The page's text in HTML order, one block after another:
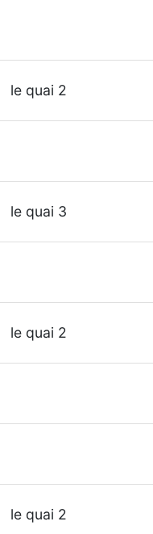
le quai 2
le quai 3
le quai 2
le quai 2